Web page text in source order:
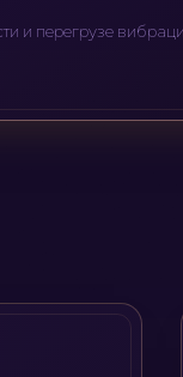
и перегрузе